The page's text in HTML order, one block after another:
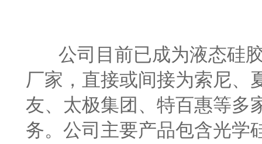
公司目前已成为液态硅胶
厂家，直接或间接为索尼、
友、太极集团、特百惠等多
务。公司主要产品包含光学